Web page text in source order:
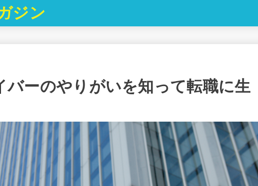
ジン
バーのやりがいを知って転職に生